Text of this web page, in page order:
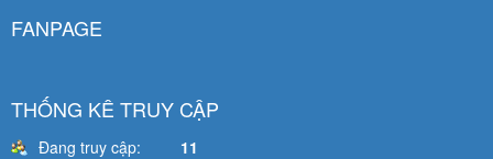
FANPAGE
THỐNG KÊ TRUY CẬP
Đang truy cập:
11